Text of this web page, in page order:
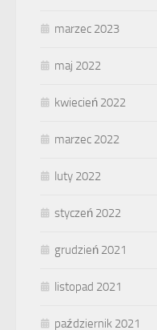
marzec 2023
maj 2022
kwiecień 2022
marzec 2022
luty 2022
styczeń 2022
grudzień 2021
listopad 2021
październik 2021